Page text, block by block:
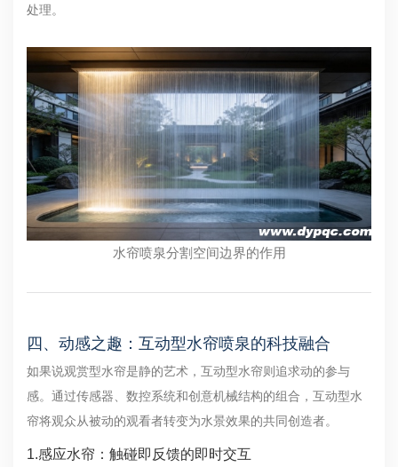
处理。
水帘喷泉分割空间边界的作用
四、动感之趣：互动型水帘喷泉的科技融合
如果说观赏型水帘是静的艺术，互动型水帘则追求动的参与
感。通过传感器、数控系统和创意机械结构的组合，互动型水
帘将观众从被动的观看者转变为水景效果的共同创造者。
1.感应水帘：触碰即反馈的即时交互